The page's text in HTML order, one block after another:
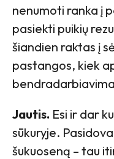
nenumoti ranka į
pasiekti puikių
šiandien raktas į
pastangos, kiek
Jautis. Esi ir dar
sūkuryje.
šukuoseną – tau